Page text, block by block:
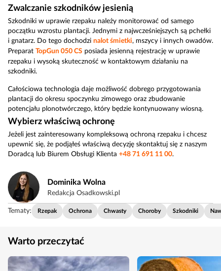
Zwalczanie szkodników jesienią
Szkodniki w uprawie rzepaku należy monitorować od samego
początku wzrostu plantacji. Jednymi z najwcześniejszych są pchełki
i gnatarz. Do tego dochodzi nalot śmietki, mszycy i innych owadów.
Preparat TopGun 050 CS posiada jesienną rejestrację w uprawie
rzepaku i wysoką skuteczność w kontaktowym działaniu na
szkodniki.
Całościowa technologia daje możliwość dobrego przygotowania
plantacji do okresu spoczynku zimowego oraz zbudowanie
potencjału plonotwórczego, który będzie kontynuowany wiosną.
Wybierz właściwą ochronę
Jeżeli jest zainteresowany kompleksową ochroną rzepaku i chcesz
upewnić się, że podjąłeś właściwą decyzję skontaktuj się z naszym
Doradcą lub Biurem Obsługi Klienta +48 71 691 11 00.
Dominika Wolna
Redakcja Osadkowski.pl
Tematy: Rzepak Ochrona Chwasty Choroby Szkodniki
Warto przeczytać